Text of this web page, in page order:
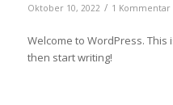
Oktober 10, 2022 / 1 Kommentar
Welcome to WordPress.
then start writing!